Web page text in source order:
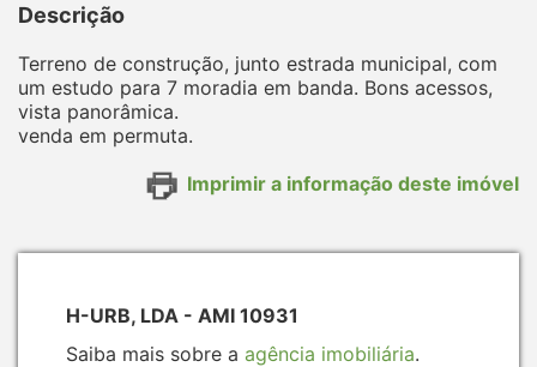
Descrição
Terreno de construção, junto estrada municipal, com
um estudo para 7 moradia em banda. Bons acessos,
vista panorâmica.
venda em permuta.
Imprimir a informação deste imóvel
H-URB, LDA - AMI 10931
Saiba mais sobre a agência imobiliária.